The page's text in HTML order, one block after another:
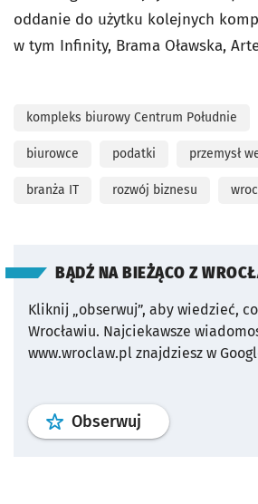
oddanie do użytku kolejnych
w tym Infinity, Brama Oławska,
kompleks biurowy Centrum Południe
biurowce podatki przemysł
branża IT rozwój biznesu
BĄDŹ NA BIEŻĄCO Z
Kliknij „obserwuj”, aby wiedzieć,
Wrocławiu. Najciekawsze
www.wroclaw.pl znajdziesz w
Obserwuj profil